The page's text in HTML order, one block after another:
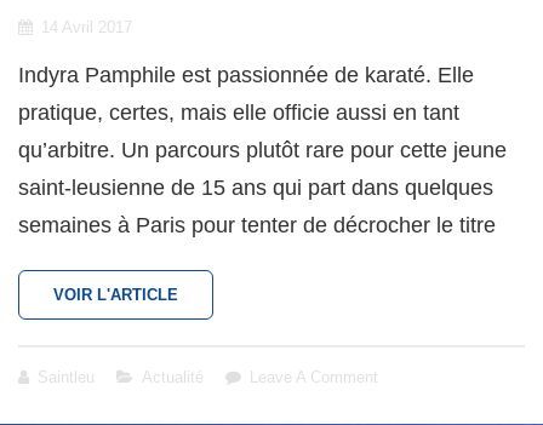
Posted
14 Avril 2017
Indyra Pamphile est passionnée de karaté. Elle
pratique, certes, mais elle officie aussi en tant
qu’arbitre. Un parcours plutôt rare pour cette jeune
saint-leusienne de 15 ans qui part dans quelques
semaines à Paris pour tenter de décrocher le titre
VOIR L'ARTICLE
PAMPHILE :
JEUNE
Saintleu
Cat
Actualité Leave A Comment